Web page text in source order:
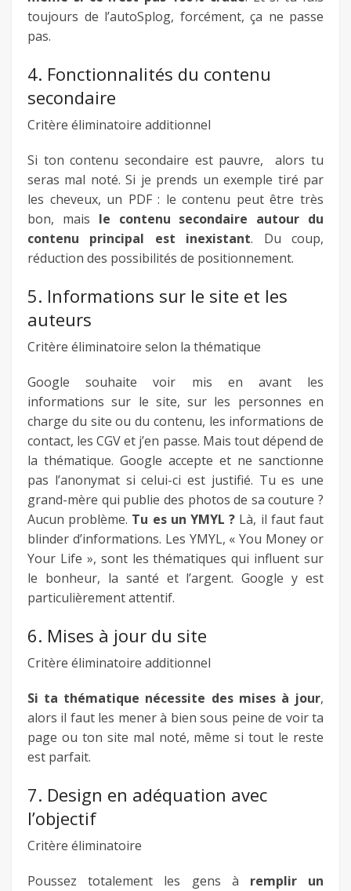
toujours de l’autoSplog, forcément, ça ne passe
pas.
4. Fonctionnalités du contenu
secondaire
Critère éliminatoire additionnel
Si ton contenu secondaire est pauvre, alors tu
seras mal noté. Si je prends un exemple tiré par
les cheveux, un PDF : le contenu peut être très
bon, mais le contenu secondaire autour du
contenu principal est inexistant. Du coup,
réduction des possibilités de positionnement.
5. Informations sur le site et les
auteurs
Critère éliminatoire selon la thématique
Google souhaite voir mis en avant les
informations sur le site, sur les personnes en
charge du site ou du contenu, les informations de
contact, les CGV et j’en passe. Mais tout dépend de
la thématique. Google accepte et ne sanctionne
pas l’anonymat si celui-ci est justifié. Tu es une
grand-mère qui publie des photos de sa couture ?
Aucun problème. Tu es un YMYL ? Là, il faut faut
blinder d’informations. Les YMYL, « You Money or
Your Life », sont les thématiques qui influent sur
le bonheur, la santé et l’argent. Google y est
particulièrement attentif.
6. Mises à jour du site
Critère éliminatoire additionnel
Si ta thématique nécessite des mises à jour,
alors il faut les mener à bien sous peine de voir ta
page ou ton site mal noté, même si tout le reste
est parfait.
7. Design en adéquation avec
l’objectif
Critère éliminatoire
Poussez totalement les gens à remplir un